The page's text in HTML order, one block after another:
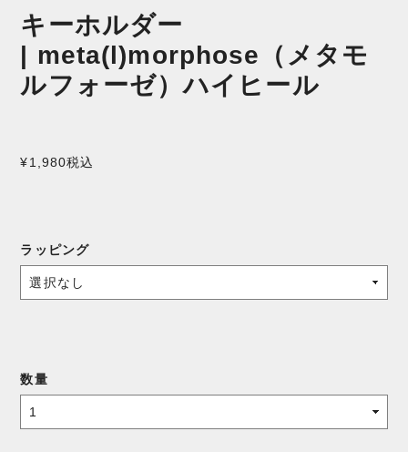
キーホルダー
| meta(l)morphose（メタモ
ルフォーゼ）ハイヒール
¥1,980税込
ラッピング
数量